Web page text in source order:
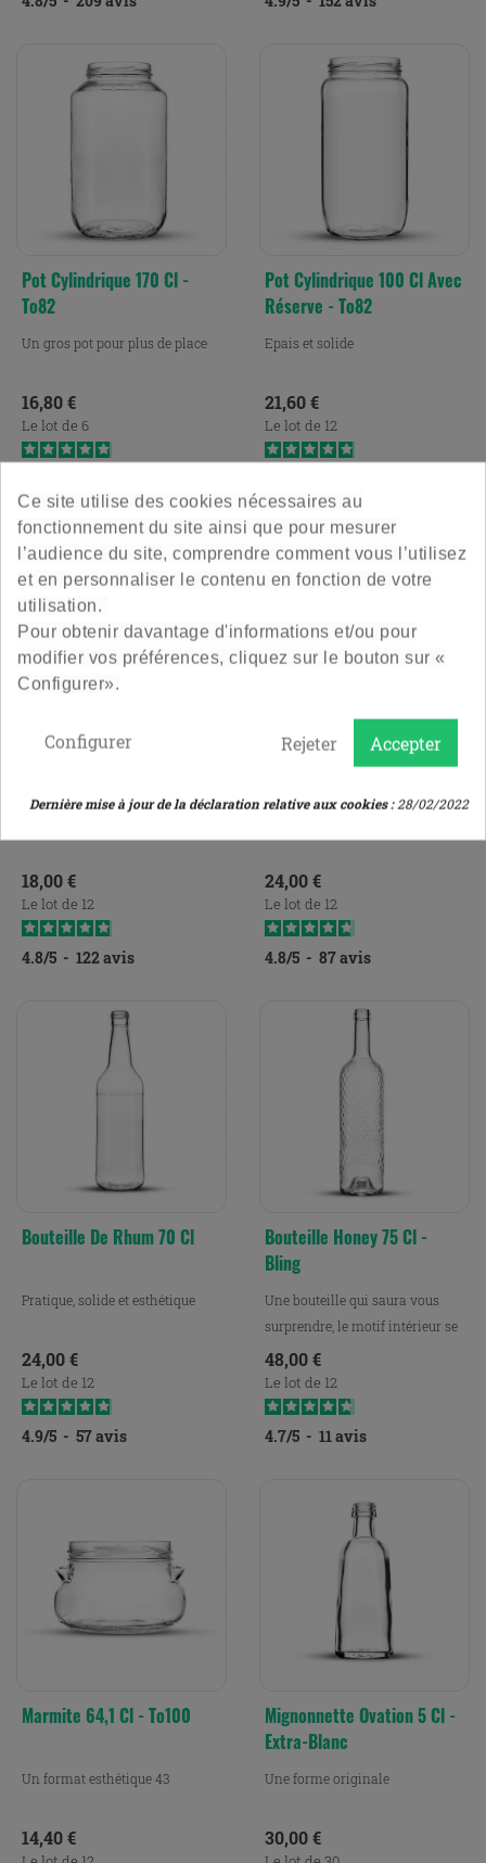
Pot Cylindrique 170 Cl -
To82
Un gros pot pour plus de place
Prix
16,80 €
Le lot de 6
Pot Cylindrique 100 Cl Avec
Réserve - To82
Epais et solide
Prix
21,60 €
Le lot de 12
Bouteille De Vin Tradition
Prix
18,00 €
Le lot de 12
4.8/5 - 122avis
Bouteille Eau De Vie
Prix
24,00 €
Le lot de 12
4.8/5 - 87avis
Bouteille De Rhum 70 Cl
Pratique, solide et esthétique
Prix
24,00 €
Le lot de 12
4.9/5 - 57avis
Bouteille Honey 75 Cl -
Bling
Une bouteille qui saura vous
surprendre, le motif intérieur se
révèle à la...
Prix
48,00 €
Le lot de 12
4.7/5 - 11avis
Marmite 64,1 Cl - To100
Un format esthétique 43
Prix
14,40 €
Mignonnette Ovation 5 Cl -
Extra-Blanc
Une forme originale
Prix
30,00 €
Ce site utilise des cookies nécessaires au
fonctionnement du site ainsi que pour mesurer
l’audience du site, comprendre comment vous l’utilisez
et en personnaliser le contenu en fonction de votre
utilisation.
Pour obtenir davantage d'informations et/ou pour
modifier vos préférences, cliquez sur le bouton sur «
Configurer».
Accepter
Rejeter
Configurer
Dernière mise à jour de la déclaration relative aux cookies :28/02/2022